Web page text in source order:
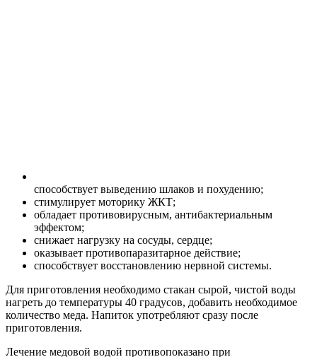
способствует выведению шлаков и похудению;
стимулирует моторику ЖКТ;
обладает противовирусным, антибактериальным
эффектом;
снижает нагрузку на сосуды, сердце;
оказывает противопаразитарное действие;
способствует восстановлению нервной системы.
Для приготовления необходимо стакан сырой, чистой воды
нагреть до температуры 40 градусов, добавить необходимое
количество меда. Напиток употребляют сразу после
приготовления.
Лечение медовой водой противопоказано при